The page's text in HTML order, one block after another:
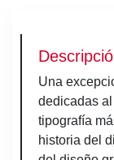
Una
dedicadas
tipografía
historia del